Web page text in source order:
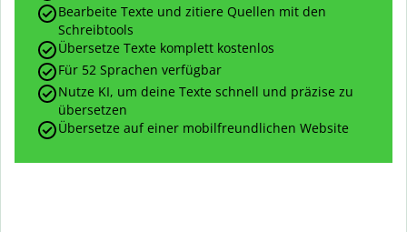
Bearbeite Texte und zitiere Quellen mit den
Schreibtools
Übersetze Texte komplett kostenlos
Für 52 Sprachen verfügbar
Nutze KI, um deine Texte schnell und präzise zu
übersetzen
Übersetze auf einer mobilfreundlichen Website